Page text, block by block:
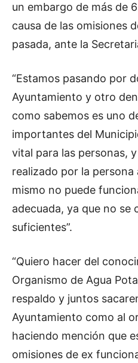
un embargo de más de
causa de las omisiones
pasada, ante la
“Estamos pasando por
Ayuntamiento y otro
como sabemos es uno
importantes del
vital para las personas,
realizado por la
mismo no puede
adecuada, ya que no se
suficientes”.
“Quiero hacer del
Organismo de Agua
respaldo y juntos
Ayuntamiento como al
haciendo mención que
omisiones de ex